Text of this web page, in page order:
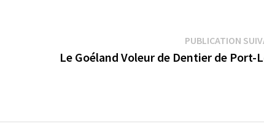
PUBLICATION
Le Goéland Voleur de Dentier de Port-